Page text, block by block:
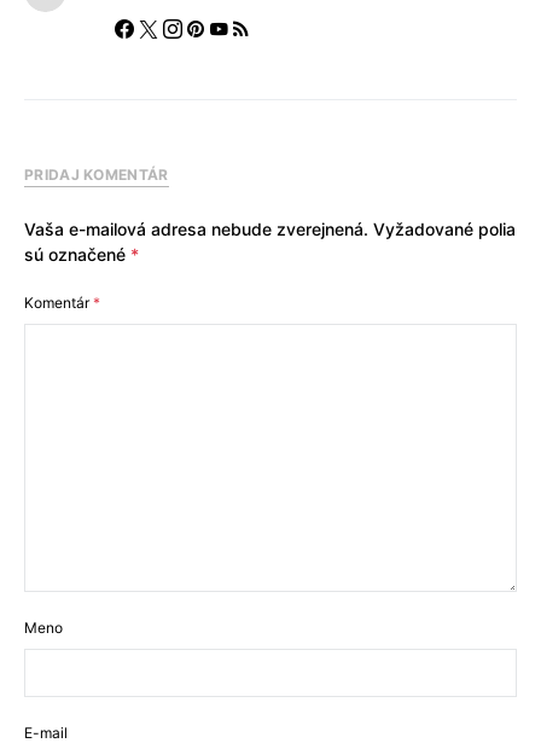
PRIDAJ KOMENTÁR
Vaša e-mailová adresa nebude zverejnená. Vyžadované polia
sú označené *
Komentár*
Meno
E-mail